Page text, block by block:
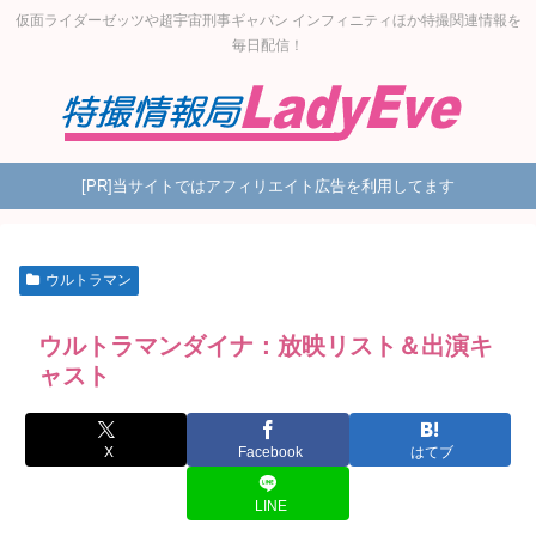
仮面ライダーゼッツや超宇宙刑事ギャバン インフィニティほか特撮関連情報を
毎日配信！
[PR]当サイトではアフィリエイト広告を利用してます
ウルトラマン
ウルトラマンダイナ：放映リスト＆出演キ
ャスト
X Facebook はてブ
LINE